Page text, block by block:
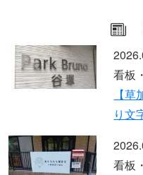
看板
【
り文
看板
Previous